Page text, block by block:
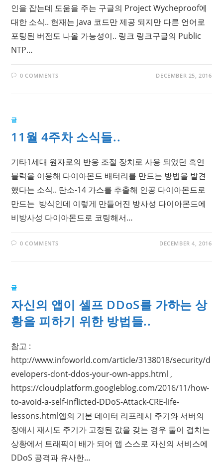
인을 잡는데 도움을 주는 구글의 Project Wycheproof에
대한 소식.. 현재는 Java 코드만 제공 되지만 다른 언어로
포팅된 버전도 나올 가능성이.. 링크 링크구글의 Public
NTP…
0 COMMENTS DECEMBER 25, 2016
글
11월 4주차 소식들..
기타1세대 원자로의 반응 조절 장치로 사용 되었던 흑연
블럭을 이용해 다이아몬드 배터리를 만드는 방법을 발견
했다는 소식.. 탄소-14 가스를 추출해 인공 다이아몬드로
만드는 방식인데 이렇게 만들어진 방사성 다이아몬드에
비방사성 다이아몬드로 코팅해서…
0 COMMENTS DECEMBER 4, 2016
글
자신의 앱이 셀프 DDoS를 가하는 상
황을 피하기 위한 방법들..
참고 :
http://www.infoworld.com/article/3138018/security/d
evelopers-dont-ddos-your-own-apps.html ,
https://cloudplatform.googleblog.com/2016/11/how-
to-avoid-a-self-inflicted-DDoS-Attack-CRE-life-
lessons.html앱의 기본 데이터 리프레시 주기와 서버의
장애시 재시도 주기가 고정된 값을 갖는 경우 둘이 겹치는
상황에서 트래픽이 배가 되어 앱 스스로 자신의 서비스에
DDoS 공격과 유사한…